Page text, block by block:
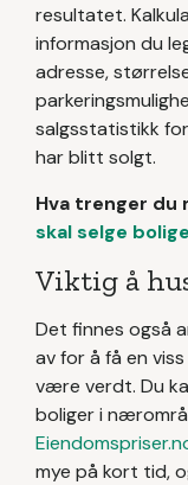
resultatet.
informasjon du
adresse,
salgsstatistikk
har blitt solgt.
Hva trenger du
skal selge
Viktig å
Det finnes også
av for å få en
være verdt. Du
boliger i
mye på kort tid,